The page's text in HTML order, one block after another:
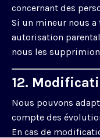
concernant des
Si un mineur nous
autorisation
nous les
12.
Nous pouvons
compte des
En cas de